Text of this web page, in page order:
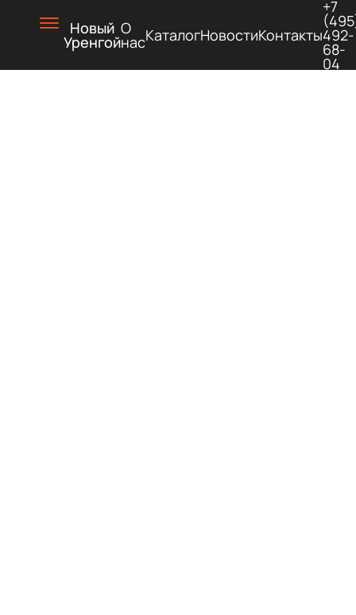
Новый
Уренгой
О
насКаталогНовостиКонтакты
+7
492-
68-
04